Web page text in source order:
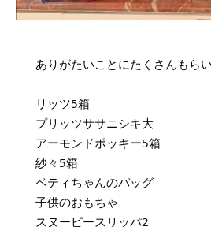
ありがたいことにたくさんもら
リッツ5箱
プリッツササニシキ大
アーモンドポッキー5箱
紗々5箱
ベティちゃんのバッグ
子供のおもちゃ
スヌーピースリッパ2